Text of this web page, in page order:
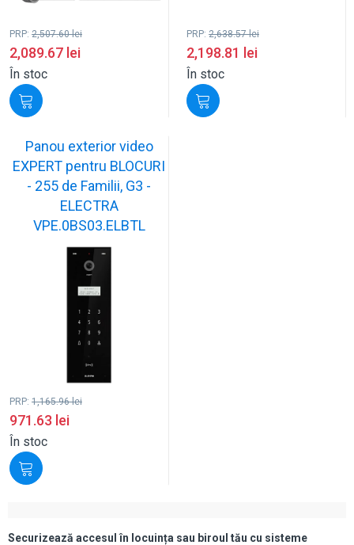
PRP: 2,507.60lei
2,089.67 lei
În stoc
PRP: 2,638.57lei
2,198.81 lei
În stoc
Panou exterior video
EXPERT pentru BLOCURI
- 255 de Familii, G3 -
ELECTRA
VPE.0BS03.ELBTL
PRP: 1,165.96lei
971.63 lei
În stoc
Securizează accesul în locuința sau biroul tău cu sisteme